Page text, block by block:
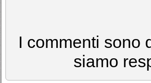
I commenti sono
siamo